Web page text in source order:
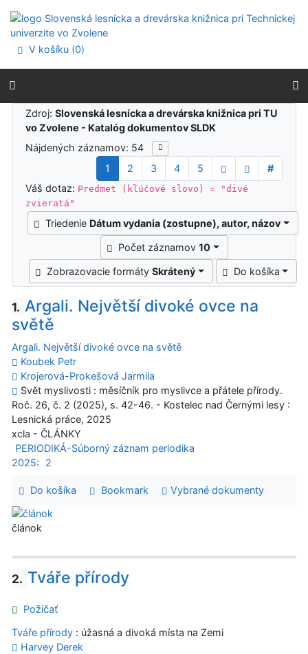
Prejsť na menu
Prehlásenie o webovej prístupnosti
V košíku (0)
Výsledky vyhľadávania
Zdroj:Slovenská lesnícka a drevárska knižnica pri TU
vo Zvolene - Katalóg dokumentov SLDK
Nájdených záznamov: 54
1
2 3 4 5
#
Váš dotaz: Predmet (kľúčové slovo) = "divé
zvieratá"
Triedenie Dátum vydania (zostupne), autor, názov
Počet záznamov10
Zobrazovacie formátySkrátený Do košíka
1. Argali. Největší divoké ovce na
světě
Argali. Největší divoké ovce na světě
Koubek Petr
Krojerová-Prokešová Jarmila
Svět myslivosti : měsíčník pro myslivce a přátele přírody.
Roč. 26, č. 2 (2025), s. 42-46. - Kostelec nad Černými lesy :
Lesnická práce, 2025
xcla - ČLÁNKY
PERIODIKÁ-Súborný záznam periodika
2025:
2
Do košíka Bookmark Vybrané dokumenty
článok
2. Tváře přírody
Požičať
Tváře přírody : úžasná a divoká místa na Zemi
Harvey Derek